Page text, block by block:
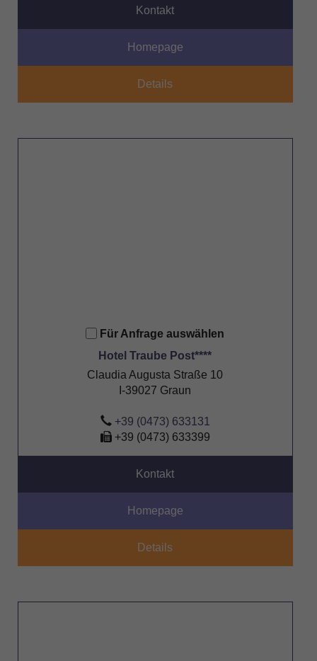
Kontakt
Homepage
Details
Für Anfrage auswählen
Hotel Traube Post****
Claudia Augusta Straße 10
I-39027 Graun
+39 (0473) 633131
+39 (0473) 633399
Kontakt
Homepage
Details